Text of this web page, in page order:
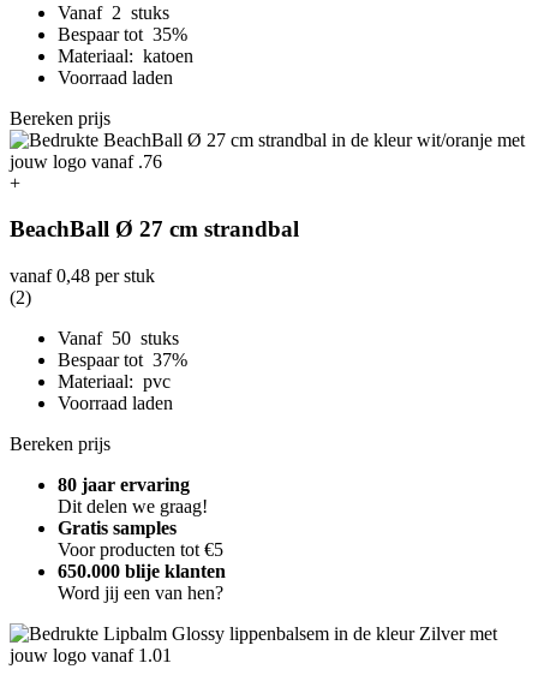
Vanaf 2 stuks
Bespaar tot 35%
Materiaal: katoen
Voorraad laden
Bereken prijs
+
BeachBall Ø 27 cm strandbal
vanaf0,48 per stuk
(2)
Vanaf 50 stuks
Bespaar tot 37%
Materiaal: pvc
Voorraad laden
Bereken prijs
80 jaar ervaring
Dit delen we graag!
Gratis samples
Voor producten tot €5
650.000 blije klanten
Word jij een van hen?